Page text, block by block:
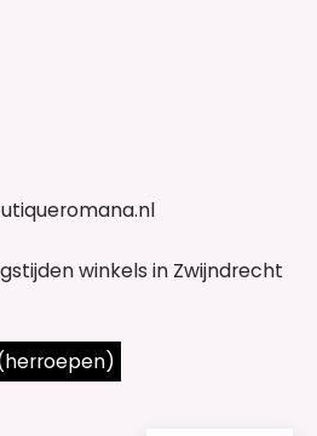
winkels in Zwijndrecht